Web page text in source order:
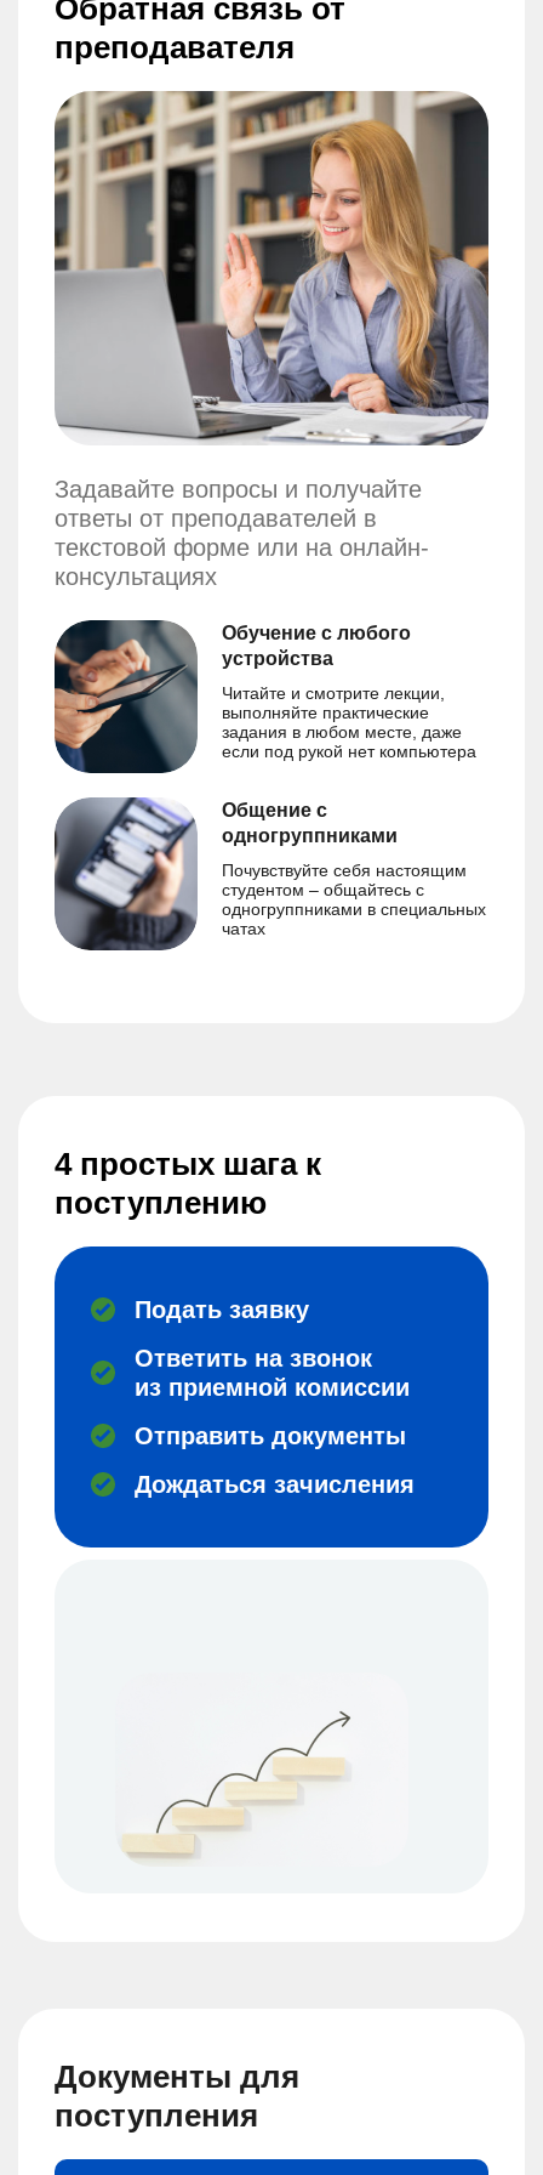
Обратная связь от
преподавателя
Задавайте вопросы и получайте
ответы от преподавателей в
текстовой форме или на онлайн-
консультациях
Обучение с любого
устройства
Читайте и смотрите лекции,
выполняйте практические
задания в любом месте, даже
если под рукой нет компьютера
Общение с
одногруппниками
Почувствуйте себя настоящим
студентом – общайтесь с
одногруппниками в специальных
чатах
4 простых шага к
поступлению
Подать заявку
Ответить на звонок
из приемной комиссии
Отправить документы
Дождаться зачисления
Документы для
поступления